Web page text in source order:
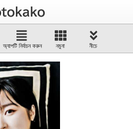
অ্যাপটি নির্বাচন করুন নমুনা নীচে